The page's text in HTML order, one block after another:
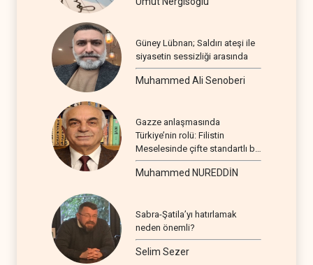
Güney Lübnan; Saldırı ateşi ile
siyasetin sessizliği arasında
Muhammed Ali Senoberi
Gazze anlaşmasında
Türkiye’nin rolü: Filistin
Meselesinde çifte standartlı bir
seyir
Muhammed NUREDDİN
Sabra-Şatila’yı hatırlamak
neden önemli?
Selim Sezer